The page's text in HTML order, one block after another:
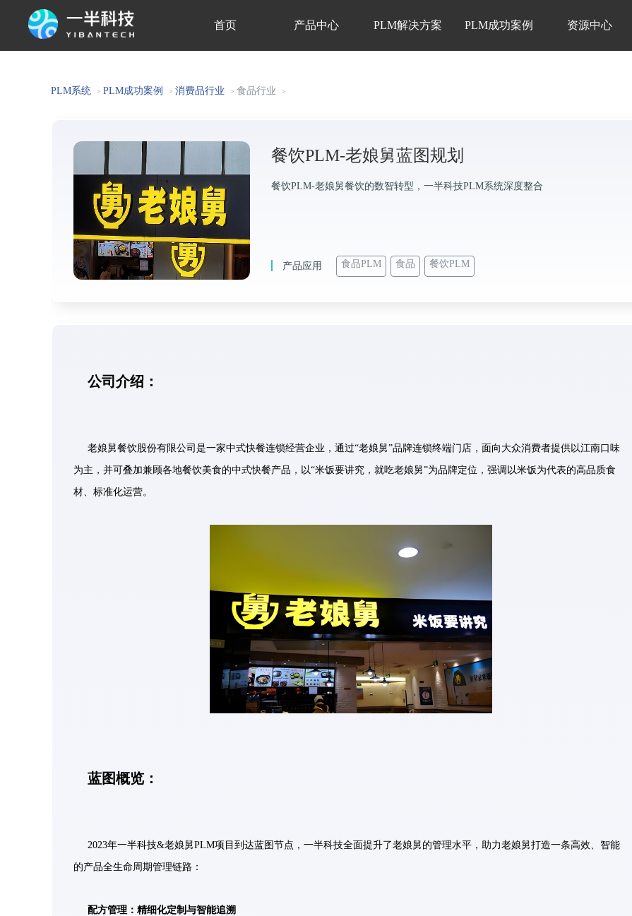
首页 产品中心 PLM解决方案 PLM成功案例 资源中心
PLM系统 > PLM成功案例 > 消费品行业 > 食品行业 >
餐饮PLM-老娘舅蓝图规划
餐饮PLM-老娘舅餐饮的数智转型，一半科技PLM系统深度整合
产品应用 食品PLM 食品 餐饮PLM
公司介绍：
老娘舅餐饮股份有限公司是一家中式快餐连锁经营企业，通过“老娘舅”品牌连锁终端门店，面向大众消费者提供以江南口味
为主，并可叠加兼顾各地餐饮美食的中式快餐产品，以“米饭要讲究，就吃老娘舅”为品牌定位，强调以米饭为代表的高品质食
材、标准化运营。
蓝图概览：
2023年一半科技&老娘舅PLM项目到达蓝图节点，一半科技全面提升了老娘舅的管理水平，助力老娘舅打造一条高效、智能
的产品全生命周期管理链路：
配方管理：精细化定制与智能追溯